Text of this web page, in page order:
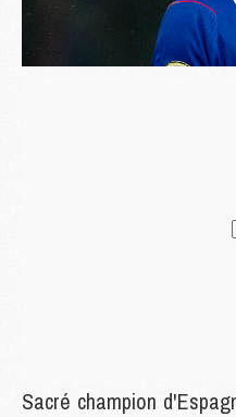
Sacré champion